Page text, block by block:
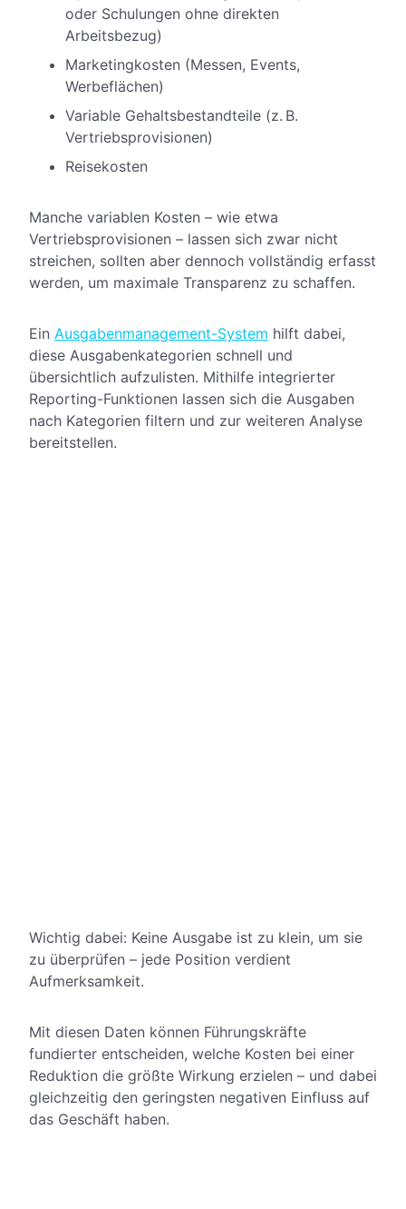
oder Schulungen ohne direkten
Arbeitsbezug)
Marketingkosten (Messen, Events,
Werbeflächen)
Variable Gehaltsbestandteile (z. B.
Vertriebsprovisionen)
Reisekosten
Manche variablen Kosten – wie etwa
Vertriebsprovisionen – lassen sich zwar nicht
streichen, sollten aber dennoch vollständig erfasst
werden, um maximale Transparenz zu schaffen.
Ein Ausgabenmanagement-System hilft dabei,
diese Ausgabenkategorien schnell und
übersichtlich aufzulisten. Mithilfe integrierter
Reporting-Funktionen lassen sich die Ausgaben
nach Kategorien filtern und zur weiteren Analyse
bereitstellen.
Wichtig dabei: Keine Ausgabe ist zu klein, um sie
zu überprüfen – jede Position verdient
Aufmerksamkeit.
Mit diesen Daten können Führungskräfte
fundierter entscheiden, welche Kosten bei einer
Reduktion die größte Wirkung erzielen – und dabei
gleichzeitig den geringsten negativen Einfluss auf
das Geschäft haben.